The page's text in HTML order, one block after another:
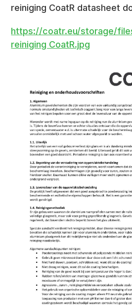
reiniging CoatR datasheet
https://coatr.eu/storage/
reiniging CoatR.jpg